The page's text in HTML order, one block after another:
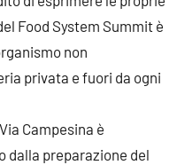
Food System Summit è
non
privata e fuori da ogni
Campesina è
preparazione del